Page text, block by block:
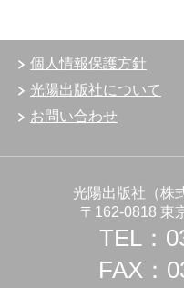
個人情報保護方針
光陽出版社について
お問い合わせ
光陽出版社（株
〒162-0818 東
TEL：
FAX：